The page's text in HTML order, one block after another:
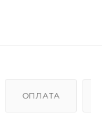
ОПЛАТА